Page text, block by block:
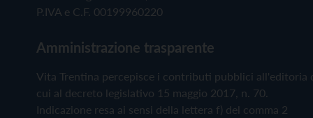
P.IVA e C.F. 00199960220
Amministrazione trasparente
Vita Trentina percepisce i contributi pubblici all'editoria
cui al decreto legislativo 15 maggio 2017, n. 70.
Indicazione resa ai sensi della lettera f) del comma 2